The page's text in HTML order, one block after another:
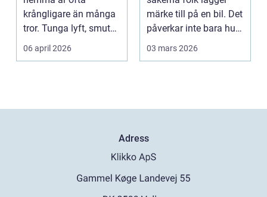
krångligare än många
tror. Tunga lyft, smuts i
förrådet och
06 april 2026
märke till på en bil. Det
påverkar inte bara hur
ett for...
03 mars 2026
Adress